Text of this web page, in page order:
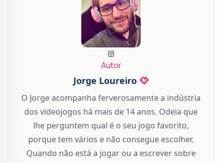
Autor
Jorge Loureiro
O Jorge acompanha ferverosamente a indústria
dos videojogos há mais de 14 anos. Odeia que
lhe perguntem qual é o seu jogo favorito,
porque tem vários e não consegue escolher.
Quando não está a jogar ou a escrever sobre